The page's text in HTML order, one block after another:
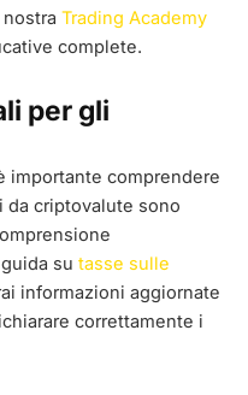
Trading Academy
complete.
per gli
importante comprendere
da criptovalute sono
su tasse sulle
informazioni aggiornate
correttamente i